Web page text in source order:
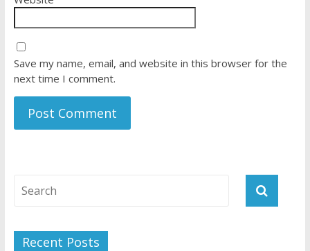
Save my name, email, and website in this browser for the
next time I comment.
Recent Posts